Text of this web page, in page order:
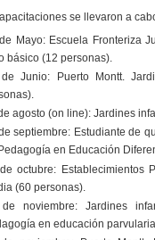
se llevaron a
Mayo: Escuela Fronteriza
básico (12 personas).
Junio: Puerto Montt.
agosto (on line): Jardines
septiembre: Estudiante de
en Educación
octubre: Establecimientos
(60 personas).
noviembre: Jardines
en educación